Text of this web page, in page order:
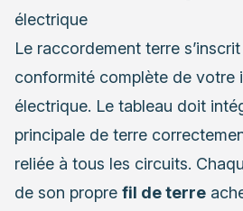
électrique
Le raccordement terre
conformité complète de votre
électrique. Le tableau doit
principale de terre
reliée à tous les circuits.
de son propre fil de terre